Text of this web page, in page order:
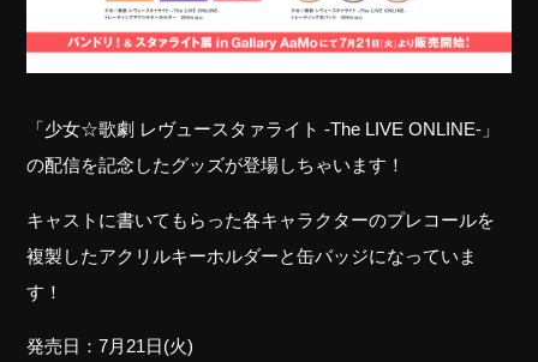
「少女☆歌劇 レヴュースタァライト -The LIVE ONLINE-」
の配信を記念したグッズが登場しちゃいます！
キャストに書いてもらった各キャラクターのプレコールを
複製したアクリルキーホルダーと缶バッジになっていま
す！
発売日：7月21日(火)